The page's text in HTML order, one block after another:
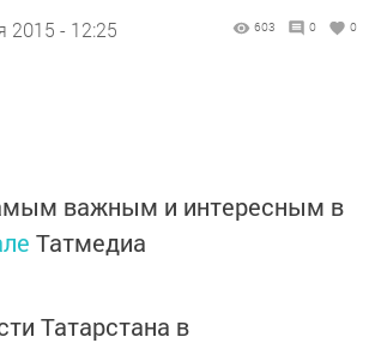
2015 - 12:25 603 0 0
важным и интересным в
Татмедиа
Татарстана в